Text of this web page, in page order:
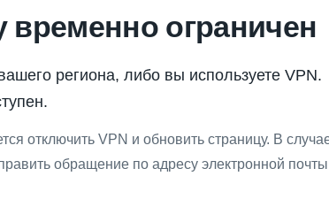
временно ограничен
региона, либо вы используете VPN.
отключить VPN и обновить страницу. В
обращение по адресу электронной